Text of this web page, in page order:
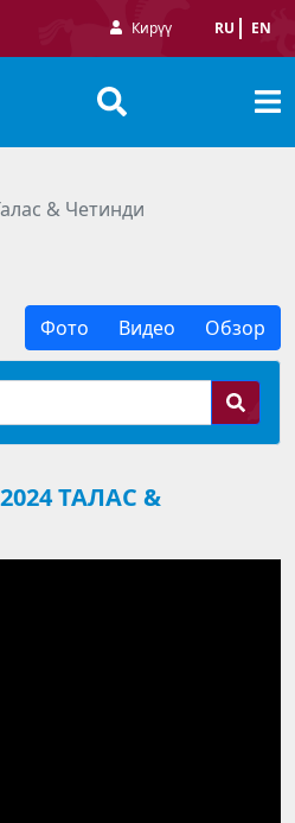
Кирүү RU EN
& Четинди
Фото Видео Обзор
ТАЛАС &